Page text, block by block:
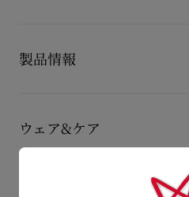
ベッティーナ
メゾン クリスチャン ルブタンの
ラックのパテントカーフレザーを
施されたレタスの葉が広がるデザ
葉の上には、青い宝石の瞳を持
製品情報
素材 クレープサテン
製品仕様 120mm x 220mm x
ウェア&ケア
お手持ちのレザーアイテムを長
つかの注意事項がございます。